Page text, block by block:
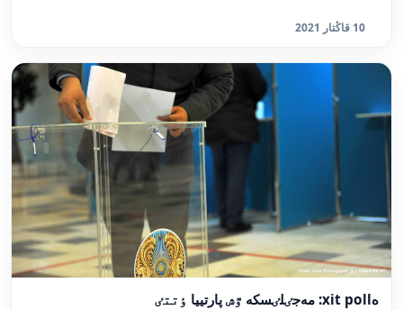
10 قاڭتار 2021
ەxit poll: مەجٸلٸسكە ٷش پارتييا ٶتتٸ